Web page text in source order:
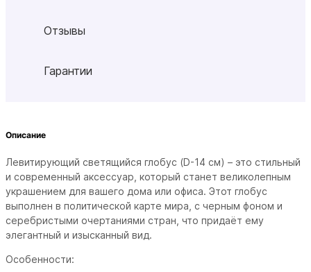
Отзывы
Гарантии
Описание
Левитирующий светящийся глобус (D-14 см) – это стильный
и современный аксессуар, который станет великолепным
украшением для вашего дома или офиса. Этот глобус
выполнен в политической карте мира, с черным фоном и
серебристыми очертаниями стран, что придаёт ему
элегантный и изысканный вид.
Особенности: